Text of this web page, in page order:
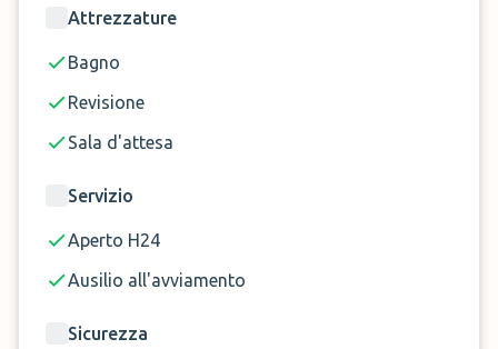
Prenota ora il parcheggio Car Valet a Bergamo Orio
Attrezzature
Bagno
Revisione
Sala d'attesa
Servizio
Aperto H24
Ausilio all'avviamento
Sicurezza